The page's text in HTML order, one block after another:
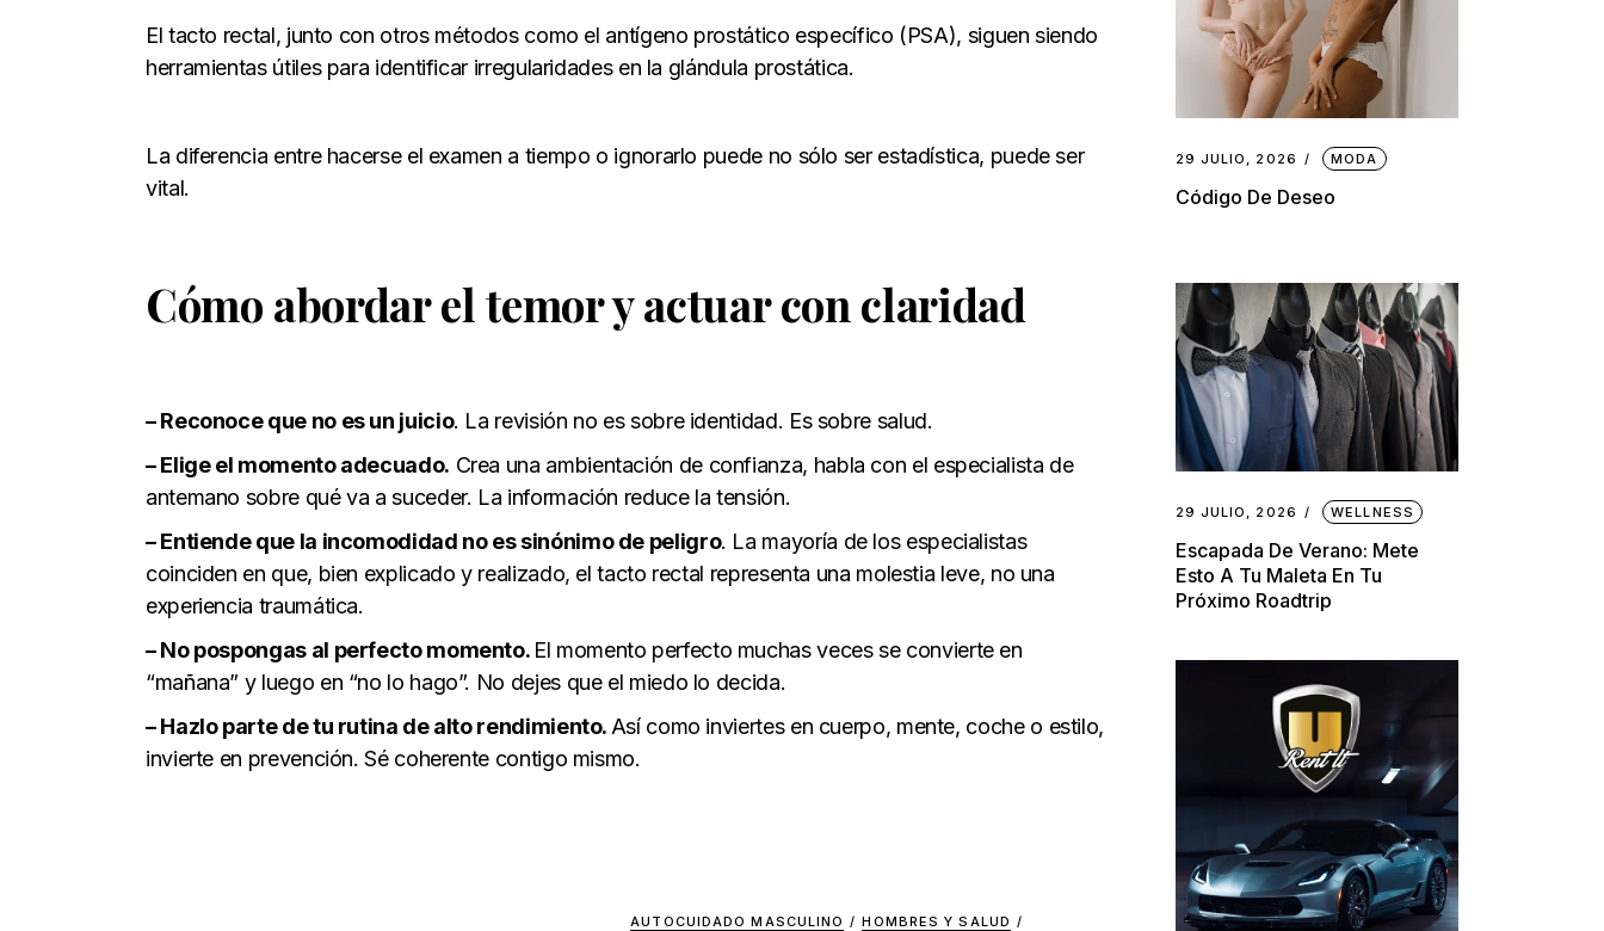
El tacto rectal, junto con otros métodos como el antígeno prostático específico (PSA), siguen siendo
herramientas útiles para identificar irregularidades en la glándula prostática.
La diferencia entre hacerse el examen a tiempo o ignorarlo puede no sólo ser estadística, puede ser
vital.
Cómo abordar el temor y actuar con claridad
– Reconoce que no es un juicio. La revisión no es sobre identidad. Es sobre salud.
– Elige el momento adecuado. Crea una ambientación de confianza, habla con el especialista de
antemano sobre qué va a suceder. La información reduce la tensión.
– Entiende que la incomodidad no es sinónimo de peligro. La mayoría de los especialistas
coinciden en que, bien explicado y realizado, el tacto rectal representa una molestia leve, no una
experiencia traumática.
– No pospongas al perfecto momento. El momento perfecto muchas veces se convierte en
“mañana” y luego en “no lo hago”. No dejes que el miedo lo decida.
– Hazlo parte de tu rutina de alto rendimiento. Así como inviertes en cuerpo, mente, coche o estilo,
invierte en prevención. Sé coherente contigo mismo.
AUTOCUIDADO MASCULINO / HOMBRES Y SALUD /
29 JULIO, 2026 MODA
Código De Deseo
29 JULIO, 2026 WELLNESS
Escapada De Verano: Mete
Esto A Tu Maleta En Tu
Próximo Roadtrip